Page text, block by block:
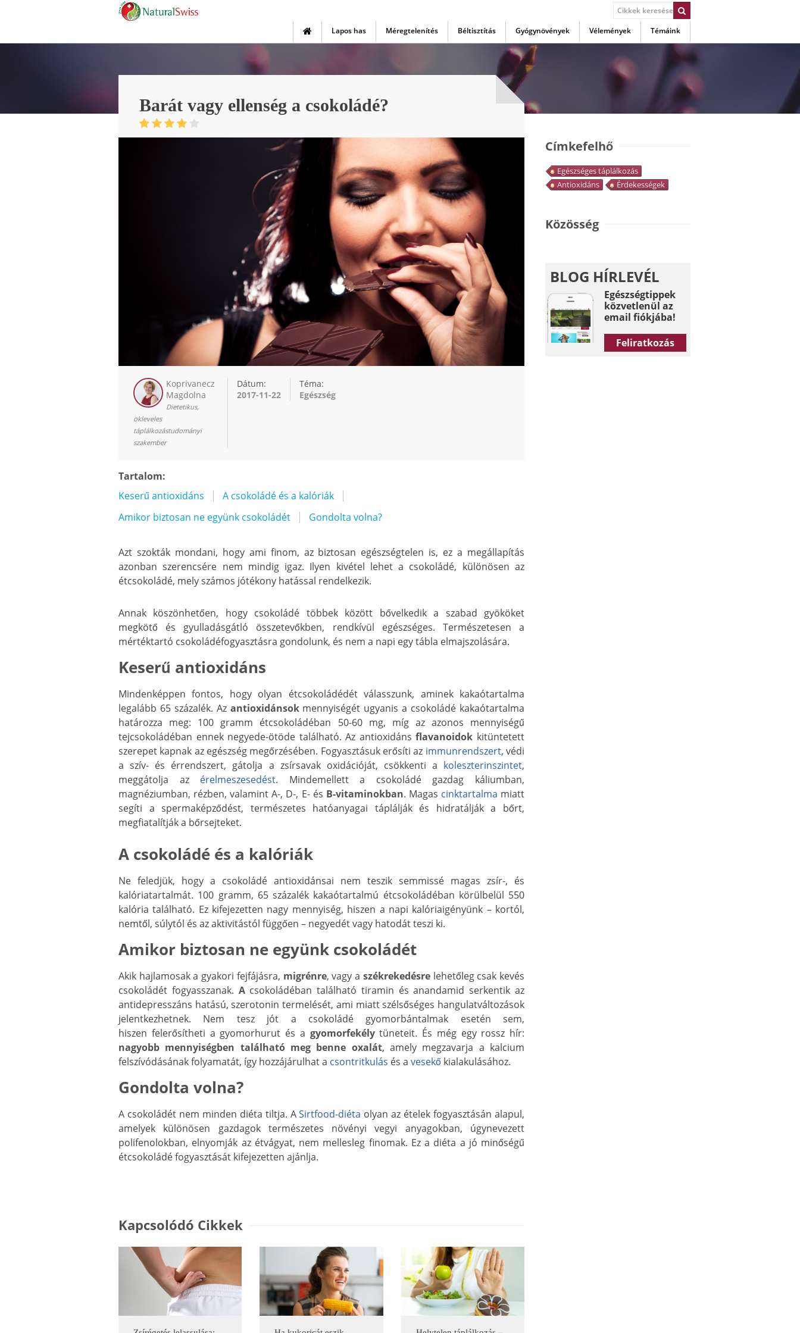
Lapos has Méregtelenítés Béltisztítás Gyógynövények Vélemények Témáink
Barát vagy ellenség a csokoládé?
Koprivanecz
Magdolna
Dietetikus,
okleveles
táplálkozástudományi
szakember
Dátum:
2017-11-22
Téma:
Egészség
Tartalom:
Keserű antioxidáns
A csokoládé és a kalóriák
Amikor biztosan ne együnk csokoládét
Gondolta volna?
Azt szokták mondani, hogy ami finom, az biztosan egészségtelen is, ez a megállapítás
azonban szerencsére nem mindig igaz. Ilyen kivétel lehet a csokoládé, különösen az
étcsokoládé, mely számos jótékony hatással rendelkezik.
Annak köszönhetően, hogy csokoládé többek között bővelkedik a szabad gyököket
megkötő és gyulladásgátló összetevőkben, rendkívül egészséges. Természetesen a
mértéktartó csokoládéfogyasztásra gondolunk, és nem a napi egy tábla elmajszolására.
Keserű antioxidáns
Mindenképpen fontos, hogy olyan étcsokoládédét válasszunk, aminek kakaótartalma
legalább 65 százalék. Az antioxidánsokmennyiségét ugyanis a csokoládé kakaótartalma
határozza meg: 100 gramm étcsokoládéban 50-60 mg, míg az azonos mennyiségű
tejcsokoládéban ennek negyede-ötöde található. Az antioxidánsflavanoidok kitüntetett
szerepet kapnak az egészség megőrzésében. Fogyasztásuk erősíti az immunrendszert, védi
a szív- és érrendszert, gátolja a zsírsavak oxidációját, csökkenti a koleszterinszintet,
meggátolja az érelmeszesedést. Mindemellett a csokoládé gazdag káliumban,
magnéziumban, rézben, valamint A-, D-, E- és B-vitaminokban. Magas cinktartalma miatt
segíti a spermaképződést, természetes hatóanyagai táplálják és hidratálják a bőrt,
megfiatalítják a bőrsejteket.
A csokoládé és a kalóriák
Ne feledjük, hogy a csokoládé antioxidánsai nem teszik semmissé magas zsír-, és
kalóriatartalmát. 100 gramm, 65 százalék kakaótartalmú étcsokoládéban körülbelül 550
kalória található. Ez kifejezetten nagy mennyiség, hiszen a napi kalóriaigényünk – kortól,
nemtől, súlytól és az aktivitástól függően – negyedét vagy hatodát teszi ki.
Amikor biztosan ne együnk csokoládét
Akik hajlamosak a gyakori fejfájásra, migrénre, vagy a székrekedésrelehetőleg csak kevés
csokoládét fogyasszanak. Acsokoládéban található tiramin és anandamid serkentik az
antidepresszáns hatású, szerotonin termelését, ami miatt szélsőséges hangulatváltozások
jelentkezhetnek. Nem tesz jót a csokoládé gyomorbántalmak esetén sem,
hiszen felerősítheti a gyomorhurut és a gyomorfekélytüneteit. És még egy rossz hír:
nagyobb mennyiségben található meg benne oxalát, amely megzavarja a kalcium
felszívódásának folyamatát, így hozzájárulhat a csontritkulás és a vesekő kialakulásához.
Gondolta volna?
A csokoládét nem minden diéta tiltja. ASirtfood-diéta olyan az ételek fogyasztásán alapul,
amelyek különösen gazdagok természetes növényi vegyi anyagokban, úgynevezett
polifenolokban, elnyomják az étvágyat, nem mellesleg finomak. Ez a diéta a jó minőségű
étcsokoládé fogyasztását kifejezetten ajánlja.
Kapcsolódó Cikkek
Címkefelhő
Egészséges táplálkozás
Antioxidáns
Érdekességek
Közösség
BLOG HÍRLEVÉL
Egészségtippek
közvetlenül az
email fiókjába!
Feliratkozás